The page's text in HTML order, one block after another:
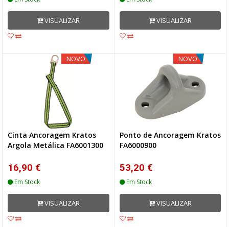
VISUALIZAR VISUALIZAR
NOVO
Cinta Ancoragem Kratos
Argola Metálica FA6001300
16,90 €
Em Stock
VISUALIZAR
NOVO
Ponto de Ancoragem Kratos
FA6000900
53,20 €
Em Stock
VISUALIZAR